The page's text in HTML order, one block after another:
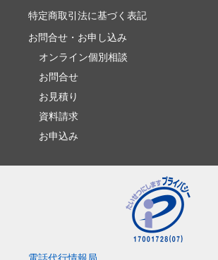
特定商取引法に基づく表記
お問合せ・お申し込み
オンライン個別相談
お問合せ
お見積り
資料請求
お申込み
電話代行情報局